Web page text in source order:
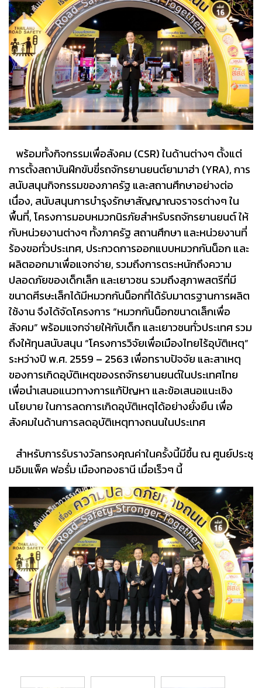
พร้อมทั้งกิจกรรมเพื่อสังคม (CSR) ในด้านต่างๆ ตั้งแต่
การตั้งสถาบันฝึกขับขี่รถจักรยานยนต์ยามาฮ่า (YRA), การ
สนับสนุนกิจกรรมของภาครัฐ และสถานศึกษาอย่างต่อ
เนื่อง, สนับสนุนการบำรุงรักษาสัญญาณจราจรต่างๆ ใน
พื้นที่, โครงการมอบหมวกนิรภัยสำหรับรถจักรยานยนต์ ให้
กับหน่วยงานต่างๆ ทั้งภาครัฐ สถานศึกษา และหน่วยงานที่
ร้องขอทั่วประเทศ, ประกวดการออกแบบหมวกกันน็อก และ
ผลิตออกมาเพื่อแจกจ่าย, รวมถึงการตระหนักถึงความ
ปลอดภัยของเด็กเล็ก และเยาวชน รวมถึงสุภาพสตรีที่มี
ขนาดศีรษะเล็กได้มีหมวกกันน็อกที่ได้รับมาตรฐานการผลิต
ใช้งาน จึงได้จัดโครงการ “หมวกกันน็อกขนาดเล็กเพื่อ
สังคม” พร้อมแจกจ่ายให้กับเด็ก และเยาวชนทั่วประเทศ รวม
ถึงให้ทุนสนับสนุน “โครงการวิจัยเพื่อเมืองไทยไร้อุบัติเหตุ”
ระหว่างปี พ.ศ. 2559 – 2563 เพื่อทราบปัจจัย และสาเหตุ
ของการเกิดอุบัติเหตุของรถจักรยานยนต์ในประเทศไทย
เพื่อนำเสนอแนวทางการแก้ปัญหา และข้อเสนอแนะเชิง
นโยบาย ในการลดการเกิดอุบัติเหตุได้อย่างยั่งยืน เพื่อ
สังคมในด้านการลดอุบัติเหตุทางถนนในประเทศ
สำหรับการรับรางวัลทรงคุณค่าในครั้งนี้มีขึ้น ณ ศูนย์ประชุ
มอิมแพ็ค ฟอรั่ม เมืองทองธานี เมื่อเร็วๆ นี้